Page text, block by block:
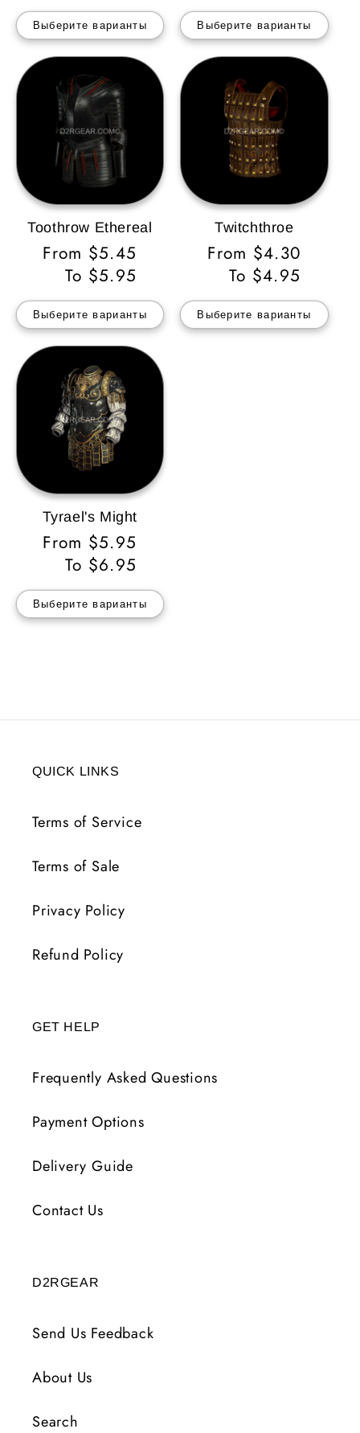
Выберите варианты Выберите варианты
Toothrow Ethereal
Обычная
цена
From $5.45
To $5.95
Выберите варианты
Twitchthroe
Обычная
цена
From $4.30
To $4.95
Выберите варианты
Tyrael's Might
Обычная
цена
From $5.95
To $6.95
Выберите варианты
QUICK LINKS
Terms of Service
Terms of Sale
Privacy Policy
Refund Policy
GET HELP
Frequently Asked Questions
Payment Options
Delivery Guide
Contact Us
D2RGEAR
Send Us Feedback
About Us
Search